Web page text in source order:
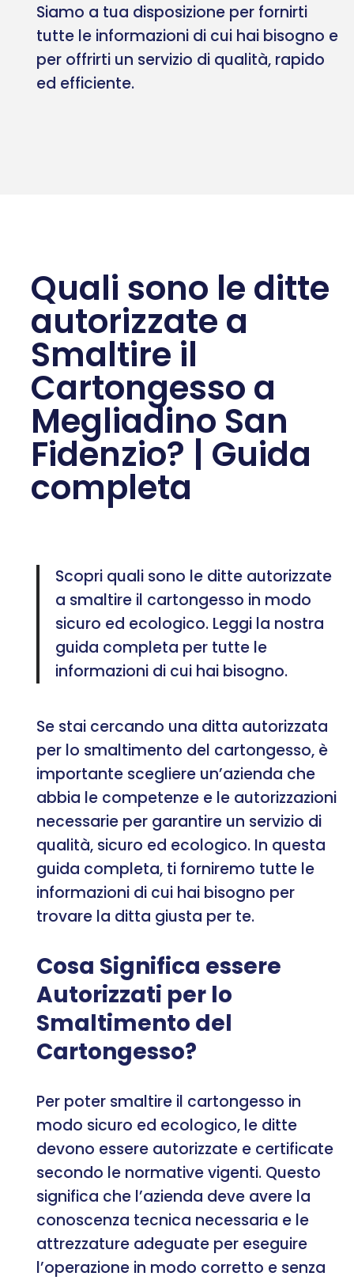
Siamo a tua disposizione per fornirti
tutte le informazioni di cui hai bisogno e
per offrirti un servizio di qualità, rapido
ed efficiente.
Quali sono le ditte
autorizzate a
Smaltire il
Cartongesso a
Megliadino San
Fidenzio? | Guida
completa
Scopri quali sono le ditte autorizzate
a smaltire il cartongesso in modo
sicuro ed ecologico. Leggi la nostra
guida completa per tutte le
informazioni di cui hai bisogno.
Se stai cercando una ditta autorizzata
per lo smaltimento del cartongesso, è
importante scegliere un’azienda che
abbia le competenze e le autorizzazioni
necessarie per garantire un servizio di
qualità, sicuro ed ecologico. In questa
guida completa, ti forniremo tutte le
informazioni di cui hai bisogno per
trovare la ditta giusta per te.
Cosa Significa essere
Autorizzati per lo
Smaltimento del
Cartongesso?
Per poter smaltire il cartongesso in
modo sicuro ed ecologico, le ditte
devono essere autorizzate e certificate
secondo le normative vigenti. Questo
significa che l’azienda deve avere la
conoscenza tecnica necessaria e le
attrezzature adeguate per eseguire
l’operazione in modo corretto e senza